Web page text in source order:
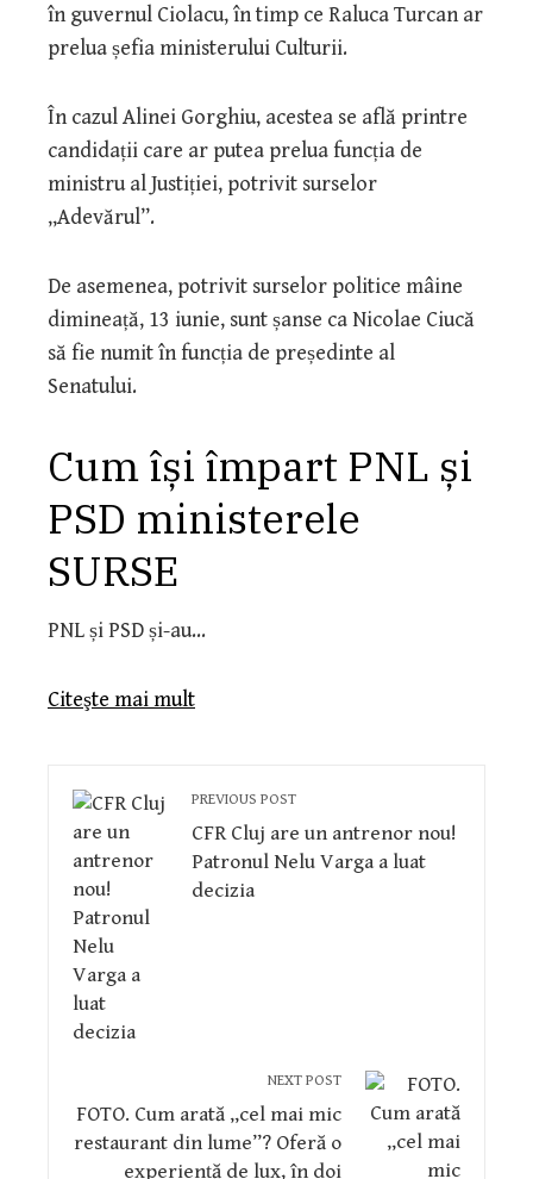
în guvernul Ciolacu, în timp ce Raluca Turcan ar
prelua șefia ministerului Culturii.
În cazul Alinei Gorghiu, acestea se află printre
candidații care ar putea prelua funcția de
ministru al Justiției, potrivit surselor
„Adevărul”.
De asemenea, potrivit surselor politice mâine
dimineață, 13 iunie, sunt șanse ca Nicolae Ciucă
să fie numit în funcția de președinte al
Senatului.
Cum își împart PNL și
PSD ministerele
SURSE
PNL și PSD și-au…
Citeşte mai mult
PREVIOUS POST
CFR Cluj are un antrenor nou!
Patronul Nelu Varga a luat
decizia
NEXT POST
FOTO. Cum arată „cel mai mic
restaurant din lume”? Oferă o
experiență de lux, în doi